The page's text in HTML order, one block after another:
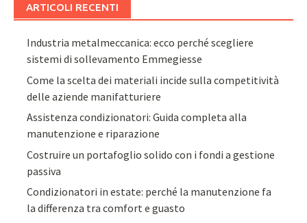
ARTICOLI RECENTI
Industria metalmeccanica: ecco perché scegliere
sistemi di sollevamento Emmegiesse
Come la scelta dei materiali incide sulla competitività
delle aziende manifatturiere
Assistenza condizionatori: Guida completa alla
manutenzione e riparazione
Costruire un portafoglio solido con i fondi a gestione
passiva
Condizionatori in estate: perché la manutenzione fa
la differenza tra comfort e guasto